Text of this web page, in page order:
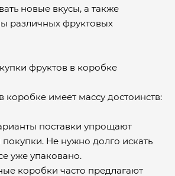
новые вкусы, а также
различных фруктовых
фруктов в коробке
коробке имеет массу достоинств:
поставки упрощают
Не нужно долго искать
уже упаковано.
коробки часто предлагают